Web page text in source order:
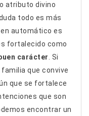
atributo divino
todo es más
automático es
fortalecido como
buen carácter . Si
que convive
que se fortalece
que son
encontrar un